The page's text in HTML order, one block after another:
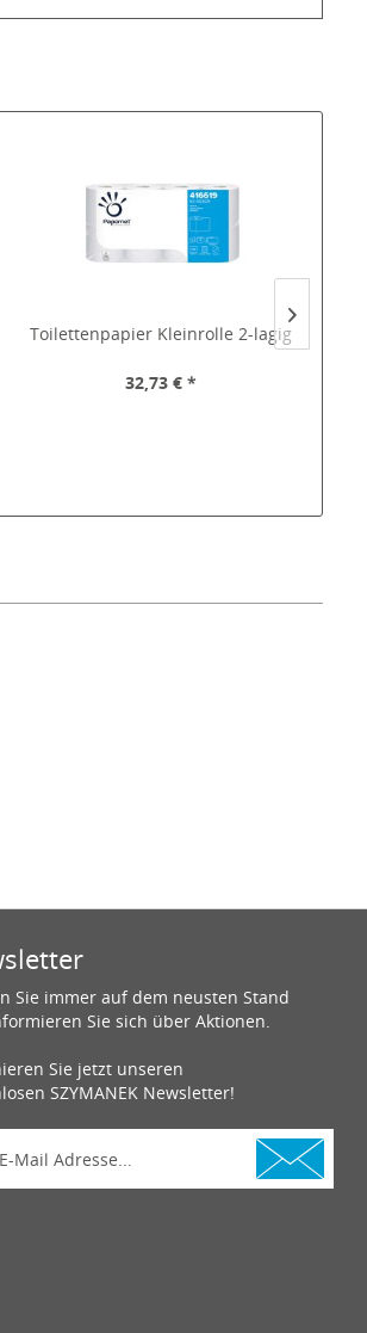
Toilettenpapier Kleinrolle 2-lagig
32,73 € *
Sie immer auf dem neusten Stand
Sie sich über Aktionen.
Sie jetzt unseren
SZYMANEK Newsletter!